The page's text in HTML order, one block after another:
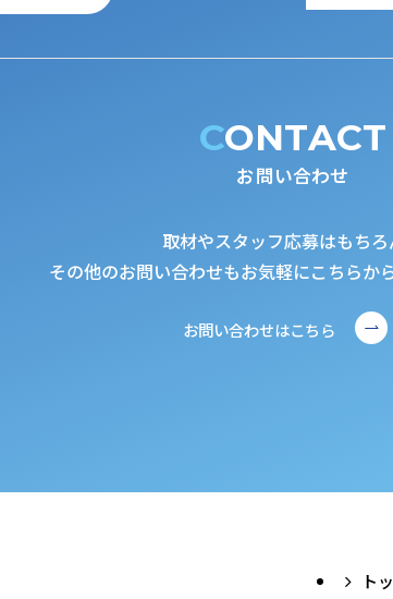
CONTACT
お問い合わせ
取材やスタッフ応募はもちろ
その他のお問い合わせもお気軽にこちらか
お問い合わせはこちら
ト